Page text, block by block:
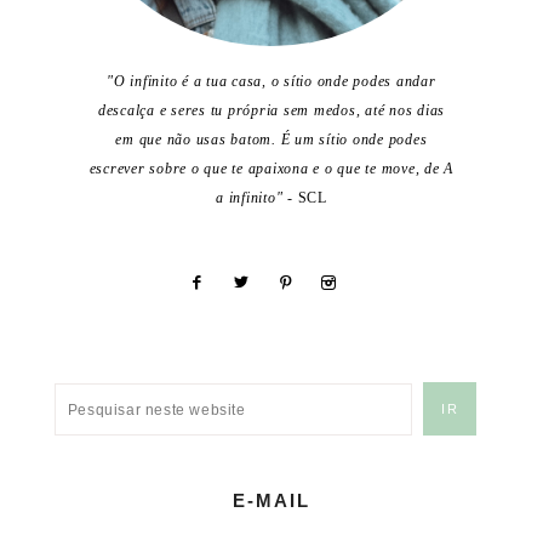
"O infinito é a tua casa, o sítio onde podes andar
descalça e seres tu própria sem medos, até nos dias
em que não usas batom. É um sítio onde podes
escrever sobre o que te apaixona e o que te move, de A
a infinito"- SCL
E-MAIL